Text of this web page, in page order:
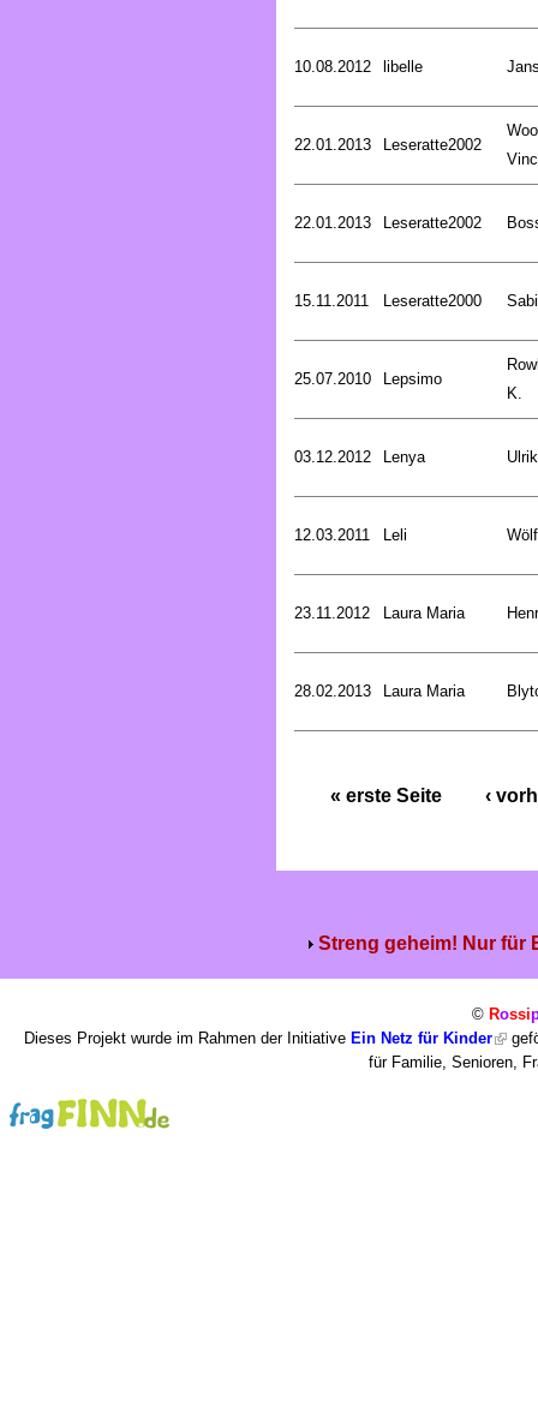
10.08.2012 libelle
22.01.2013 Leseratte2002
22.01.2013 Leseratte2002
15.11.2011 Leseratte2000
25.07.2010 Lepsimo
K.
03.12.2012 Lenya
12.03.2011 Leli
23.11.2012 Laura Maria
28.02.2013 Laura Maria
« erste Seite ‹
Streng geheim! Nur für
© Rossi
Dieses Projekt wurde im Rahmen der Initiative Ein Netz für Kinder
für Familie, Senioren,